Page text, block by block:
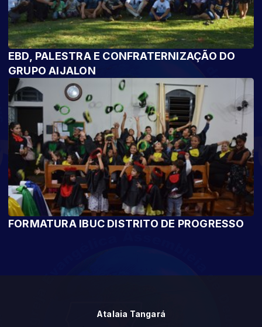
EBD, PALESTRA E CONFRATERNIZAÇÃO DO
GRUPO AIJALON
FORMATURA IBUC DISTRITO DE PROGRESSO
Atalaia Tangará